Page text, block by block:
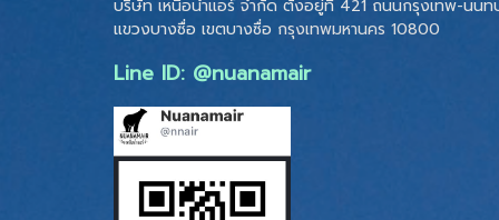
บริษัท เหนือน้ำแอร์ จำกัด ตั้งอยู่ที่ 421 ถนนกรุงเทพ-นนท
แขวงบางซื่อ เขตบางซื่อ กรุงเทพมหานคร 10800
Line ID: @nuanamair